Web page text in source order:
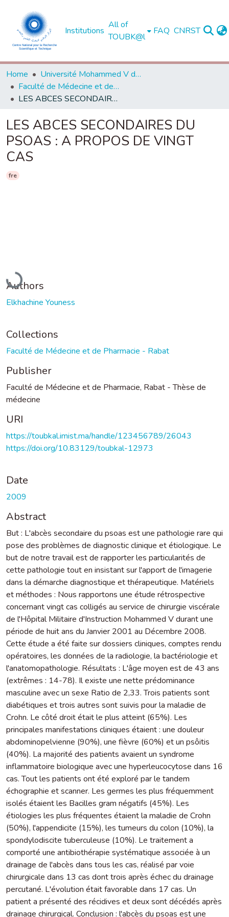
Institutions
All of
TOUBK@l
FAQ CNRST
Home
Université Mohammed V de Rabat
Faculté de Médecine et de Pharmacie - Rabat
LES ABCES SECONDAIRES DU PSOAS : A PROPOS DE VINGT CAS
LES ABCES SECONDAIRES DU
PSOAS : A PROPOS DE VINGT
CAS
fre
Loading...
Authors
Elkhachine Youness
Collections
Faculté de Médecine et de Pharmacie - Rabat
Publisher
Faculté de Médecine et de Pharmacie, Rabat - Thèse de
médecine
URI
https://toubkal.imist.ma/handle/123456789/26043
https://doi.org/10.83129/toubkal-12973
Date
2009
Abstract
But : L'abcès secondaire du psoas est une pathologie rare qui
pose des problèmes de diagnostic clinique et étiologique. Le
but de notre travail est de rapporter les particularités de
cette pathologie tout en insistant sur l'apport de l'imagerie
dans la démarche diagnostique et thérapeutique. Matériels
et méthodes : Nous rapportons une étude rétrospective
concernant vingt cas colligés au service de chirurgie viscérale
de l'Hôpital Militaire d'Instruction Mohammed V durant une
période de huit ans du Janvier 2001 au Décembre 2008.
Cette étude a été faite sur dossiers cliniques, comptes rendu
opératoires, les données de la radiologie, la bactériologie et
l'anatomopathologie. Résultats : L'âge moyen est de 43 ans
(extrêmes : 14-78). Il existe une nette prédominance
masculine avec un sexe Ratio de 2,33. Trois patients sont
diabétiques et trois autres sont suivis pour la maladie de
Crohn. Le côté droit était le plus atteint (65%). Les
principales manifestations cliniques étaient : une douleur
abdominopelvienne (90%), une fièvre (60%) et un psôitis
(40%). La majorité des patients avaient un syndrome
inflammatoire biologique avec une hyperleucocytose dans 16
cas. Tout les patients ont été exploré par le tandem
échographie et scanner. Les germes les plus fréquemment
isolés étaient les Bacilles gram négatifs (45%). Les
étiologies les plus fréquentes étaient la maladie de Crohn
(50%), l'appendicite (15%), les tumeurs du colon (10%), la
spondylodiscite tuberculeuse (10%). Le traitement a
comporté une antibiothérapie systématique associée à un
drainage de l'abcès dans tous les cas, réalisé par voie
chirurgicale dans 13 cas dont trois après échec du drainage
percutané. L'évolution était favorable dans 17 cas. Un
patient a présenté des récidives et deux sont décédés après
drainage chirurgical. Conclusion : l'abcès du psoas est une